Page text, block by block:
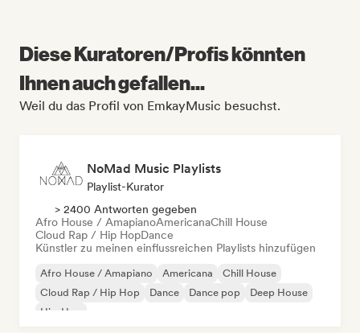
Diese Kuratoren/Profis könnten
Ihnen auch gefallen...
Weil du das Profil von EmkayMusic besuchst.
NoMad Music Playlists
Playlist-Kurator
> 2400 Antworten gegeben
Afro House / AmapianoAmericanaChill House
Cloud Rap / Hip HopDance
Künstler zu meinen einflussreichen Playlists hinzufügen
Afro House / Amapiano Americana
Chill House
Cloud Rap / Hip Hop
Dance Dance pop
Deep House
Hip-Hop